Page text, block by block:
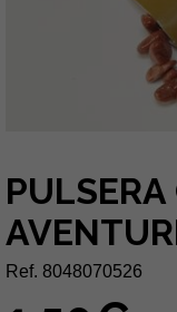
Ref. 8048070526